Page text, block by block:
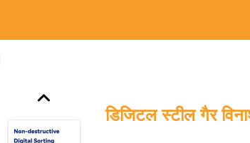
डिजिटल स्टील गैर